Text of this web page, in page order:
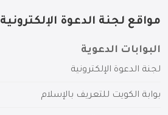
مواقع لجنة الدعوة الإلكترونية
البوابات الدعوية
لجنة الدعوة الإلكترونية
بوابة الكويت للتعريف بالإسلام